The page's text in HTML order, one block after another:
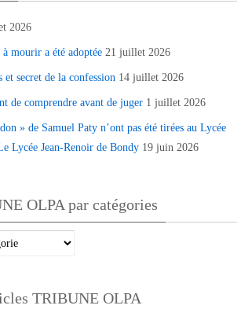
2026
mourir a été adoptée 21 juillet 2026
secret de la confession 14 juillet 2026
de comprendre avant de juger 1 juillet 2026
» de Samuel Paty n’ont pas été tirées au Lycée
Lycée Jean-Renoir de Bondy 19 juin 2026
OLPA par catégories
TRIBUNE OLPA